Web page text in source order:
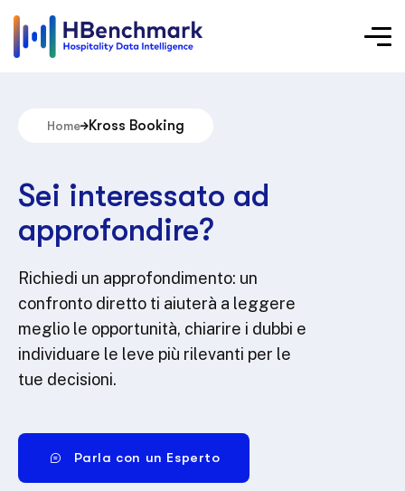
Home Kross Booking
Sei interessato ad
approfondire?
Richiedi un approfondimento: un
confronto diretto ti aiuterà a leggere
meglio le opportunità, chiarire i dubbi e
individuare le leve più rilevanti per le
tue decisioni.
Parla con un Esperto